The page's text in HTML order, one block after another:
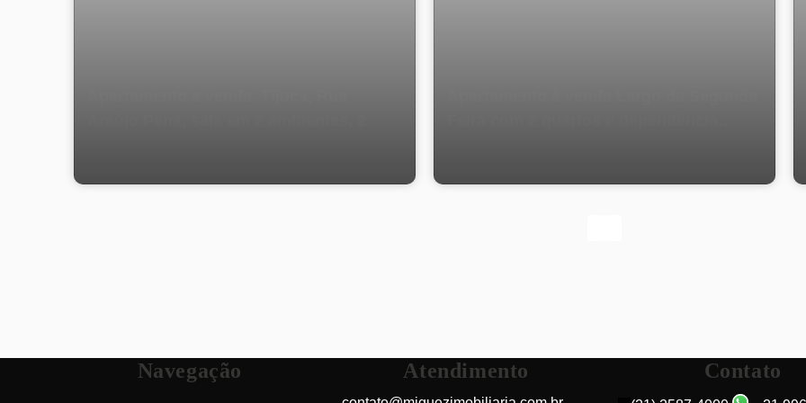
Navegação Atendimento Contato